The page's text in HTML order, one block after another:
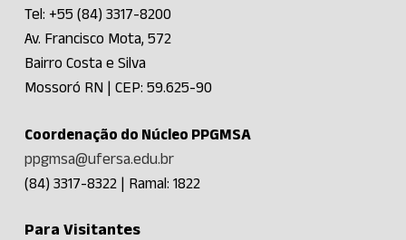
Tel: +55 (84) 3317-8200
Av. Francisco Mota, 572
Bairro Costa e Silva
Mossoró RN | CEP: 59.625-90
Coordenação do Núcleo PPGMSA
ppgmsa@ufersa.edu.br
(84) 3317-8322 | Ramal: 1822
Para Visitantes